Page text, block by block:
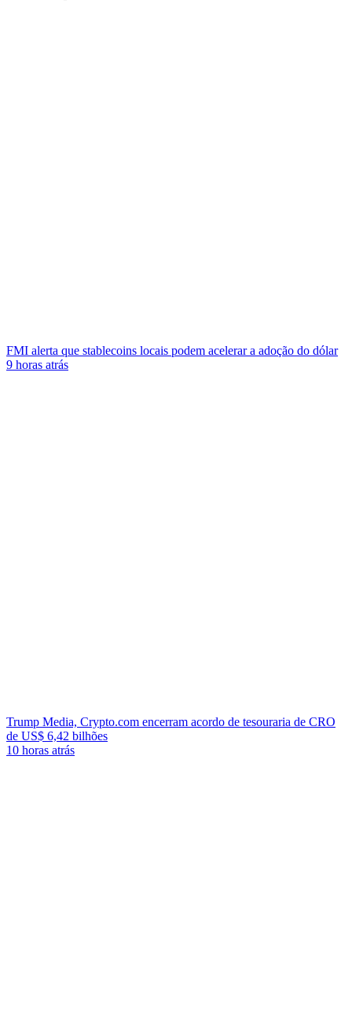
FMI alerta que stablecoins locais podem acelerar a adoção do dólar
9 horas atrás
Trump Media, Crypto.com encerram acordo de tesouraria de CRO
de US$ 6,42 bilhões
10 horas atrás